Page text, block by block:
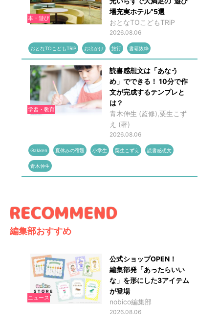
本・遊び
場充実ホテル”5選
おとなTOこどもTRiP
2026.08.06
おとなTOこどもTRiP お出かけ 旅行 書籍抜粋
学習・教育
読書感想文は「あなう
め」でできる！ 10分で作
文が完成するテンプレと
は？
青木伸生 (監修),粟生こず
え (著)
2026.08.06
Gakken 夏休みの宿題 小学生 粟生こずえ 読書感想文
青木伸生
編集部おすすめ
ニュース
公式ショップOPEN！
編集部発「あったらいい
な」を形にした3アイテム
が登場
nobico編集部
2026.08.06